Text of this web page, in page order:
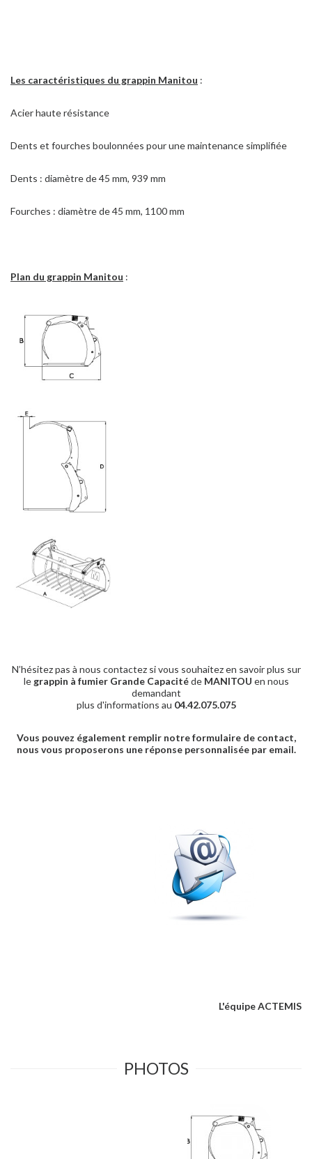
Les caractéristiques du grappin Manitou :
Acier haute résistance
Dents et fourches boulonnées pour une maintenance simplifiée
Dents : diamètre de 45 mm, 939 mm
Fourches : diamètre de 45 mm, 1100 mm
Plan du grappin Manitou :
N’hésitez pas à nous contactez si vous souhaitez en savoir plus sur
le grappin à fumier Grande Capacitéde MANITOU en nous
demandant
plus d'informations au 04.42.075.075
Vous pouvez également remplir notre formulaire de contact,
nous vous proposerons une réponse personnalisée par email.
L'équipe ACTEMIS
PHOTOS